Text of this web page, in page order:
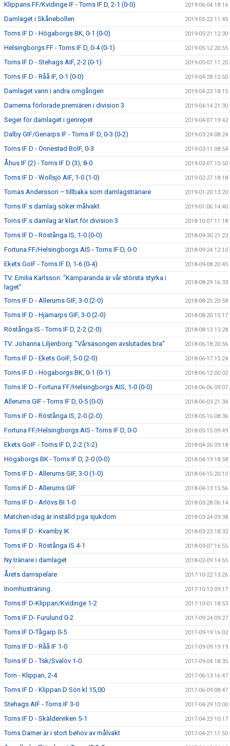
Klippans FF/Kvidinge IF - Torns IF D, 2-1 (0-0) 2019-06-04 18:16
Damlaget i Skånebollen 2019-05-22 11:45
Torns IF D - Högaborgs BK, 0-1 (0-0) 2019-05-21 12:30
Helsingborgs FF - Torns IF D, 0-4 (0-1) 2019-05-12 20:55
Torns IF D - Stehags AIF, 2-2 (0-1) 2019-05-07 11:20
Torns IF D - Råå IF, 0-1 (0-0) 2019-04-28 12:50
Damlaget vann i andra omgången 2019-04-23 18:15
Damerna förlorade premiären i division 3 2019-04-14 21:30
Seger för damlaget i genrepet 2019-04-07 19:42
Dalby GIF/Genarps IF - Torns IF D, 0-3 (0-2) 2019-03-24 08:24
Torns IF D - Önnestad BoIF, 0-3 2019-03-11 08:54
Åhus IF (2) - Torns IF D (3), 8-0 2019-03-07 10:50
Torns IF D - Wollsjö AIF, 1-0 (1-0) 2019-02-27 18:18
Tomas Andersson – tillbaka som damlagstränare 2019-01-20 13:20
Torns IF:s damlag söker målvakt 2019-01-06 14:40
Torns IF:s damlag är klart för division 3 2018-10-07 11:18
Torns IF D - Röstånga IS, 1-0 (0-0) 2018-09-30 21:23
Fortuna FF/Helsingborgs AIS - Torns IF D, 0-0 2018-09-24 12:10
Ekets GoIF - Torns IF D, 1-6 (0-4) 2018-09-08 20:45
TV: Emilia Karlsson: "Kämparanda är vår största styrka i
laget"
2018-08-29 16:33
Torns IF D - Allerums GIF, 3-0 (2-0) 2018-08-25 20:58
Torns IF D - Hjärnarps GIF, 3-0 (2-0) 2018-08-20 15:17
Röstånga IS - Torns IF D, 2-2 (2-0) 2018-08-13 13:28
TV: Johanna Liljenborg: "Vårsäsongen avslutades bra" 2018-06-18 20:56
Torns IF D - Ekets GoIF, 5-0 (2-0) 2018-06-17 15:24
Torns IF D - Högaborgs BK, 0-1 (0-1) 2018-06-12 00:02
Torns IF D - Fortuna FF/Helsingborgs AIS, 1-0 (0-0) 2018-06-06 09:07
Allerums GIF - Torns IF D, 0-5 (0-0) 2018-06-03 21:34
Torns IF D - Röstånga IS, 2-0 (2-0) 2018-05-16 08:36
Fortuna FF/Helsingborgs AIS - Torns IF D, 0-0 2018-05-15 09:49
Ekets GoIF - Torns IF D, 2-2 (1-2) 2018-04-26 09:18
Högaborgs BK - Torns IF D, 2-0 (0-0) 2018-04-19 18:58
Torns IF D - Allerums GIF, 3-0 (1-0) 2018-04-15 20:10
Torns IF D - Allerums GIF 2018-04-13 15:56
Torns IF D - Arlövs BI 1-0 2018-03-28 06:14
Matchen idag är inställd pga sjukdom 2018-03-24 09:38
Torns IF D - Kvarnby IK 2018-03-23 18:32
Torns IF D - Röstånga IS 4-1 2018-03-07 16:55
Ny tränare i damlaget 2018-02-09 14:55
Årets damspelare 2017-10-22 13:26
Inomhusträning. 2017-10-13 09:17
Torns IF D-Klippan/Kvidinge 1-2 2017-10-01 18:53
Torns IF D- Furulund 0-2 2017-09-24 09:27
Torns IF D-Tågarp 0-5 2017-09-19 16:02
Torns IF D - Råå IF 1-0 2017-09-09 19:19
Torns IF D - Tsk/Svalöv 1-0 2017-09-04 18:35
Torn - Klippan, 2-4 2017-06-13 16:47
Torns IF D - Klippan D Sön kl 15,00 2017-06-09 08:47
Stehags AIF - Torns IF 3-0 2017-04-29 10:00
Torns IF D - Skälderviken 5-1 2017-04-23 10:17
Torns Damer är i stort behov av målvakt 2017-04-21 11:50